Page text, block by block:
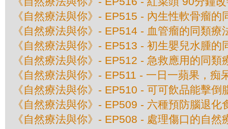
《自然療法與你》- EP515 - 內生性軟骨瘤的
《自然療法與你》- EP514 - 血管瘤的同類療
《自然療法與你》- EP513 - 初生嬰兒水腫的
《自然療法與你》- EP512 - 急救應用的同類
《自然療法與你》- EP511 - 一日一蘋果，痴
《自然療法與你》- EP510 - 可可飲品能擊倒
《自然療法與你》- EP509 - 六種預防腦退化
《自然療法與你》- EP508 - 處理傷口的自然